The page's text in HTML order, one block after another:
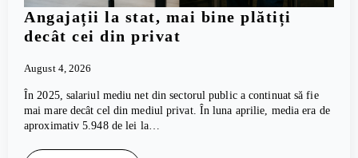
Angajații la stat, mai bine plătiți
decât cei din privat
August 4, 2026
În 2025, salariul mediu net din sectorul public a continuat să fie
mai mare decât cel din mediul privat. În luna aprilie, media era de
aproximativ 5.948 de lei la…